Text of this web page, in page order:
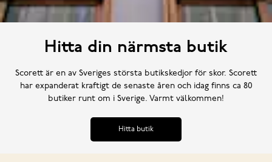
Hitta din närmsta butik
Scorett är en av Sveriges största butikskedjor för skor. Scorett
har expanderat kraftigt de senaste åren och idag finns ca 80
butiker runt om i Sverige. Varmt välkommen!
Hitta butik